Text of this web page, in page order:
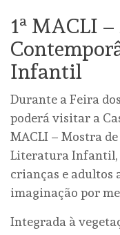
1ª MACLI
Infantil
Durante a Feira
poderá visitar a
MACLI – Mostra
Literatura Infantil,
crianças e adultos
imaginação por
Integrada à